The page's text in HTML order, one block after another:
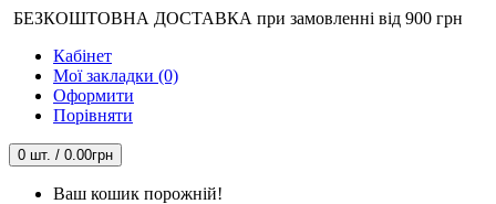
БЕЗКОШТОВНА ДОСТАВКА при замовленні від 900 грн
Кабінет
Мої закладки (0)
Оформити
Порівняти
0 шт. / 0.00грн
Ваш кошик порожній!